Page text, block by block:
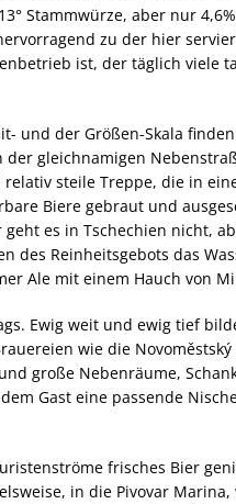
Stammwürze, aber nur
zu der hier
ist, der täglich viele
und der Größen-Skala
der gleichnamigen
relativ steile Treppe, die in
Biere gebraut und
es in Tschechien nicht,
des Reinheitsgebots das
Ale mit einem Hauch von
Ewig weit und ewig tief
wie die
große Nebenräume,
Gast eine passende
frisches Bier
in die Pivovar